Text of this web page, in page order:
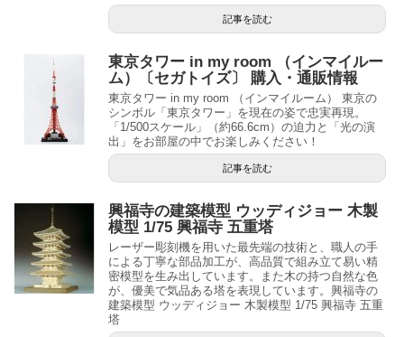
記事を読む
東京タワー in my room （インマイルー
ム）〔セガトイズ〕 購入・通販情報
東京タワー in my room （インマイルーム） 東京の
シンボル「東京タワー」を現在の姿で忠実再現。
「1/500スケール」（約66.6cm）の迫力と「光の演
出」をお部屋の中でお楽しみください！
記事を読む
興福寺の建築模型 ウッディジョー 木製
模型 1/75 興福寺 五重塔
レーザー彫刻機を用いた最先端の技術と、職人の手
による丁寧な部品加工が、高品質で組み立て易い精
密模型を生み出しています。また木の持つ自然な色
が、優美で気品ある塔を表現しています。興福寺の
建築模型 ウッディジョー 木製模型 1/75 興福寺 五重
塔